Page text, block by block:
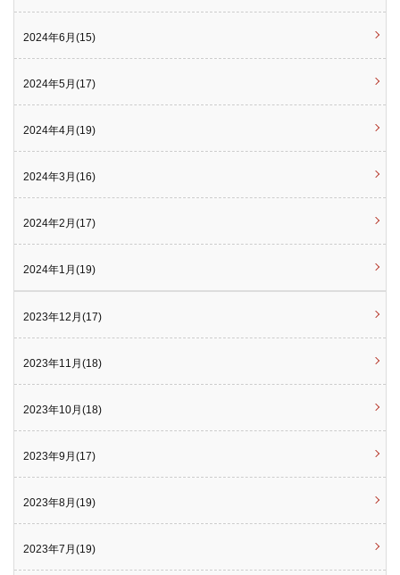
2024年6月(15)
2024年5月(17)
2024年4月(19)
2024年3月(16)
2024年2月(17)
2024年1月(19)
2023年12月(17)
2023年11月(18)
2023年10月(18)
2023年9月(17)
2023年8月(19)
2023年7月(19)